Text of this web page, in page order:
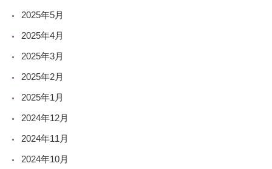
2025年5月
2025年4月
2025年3月
2025年2月
2025年1月
2024年12月
2024年11月
2024年10月